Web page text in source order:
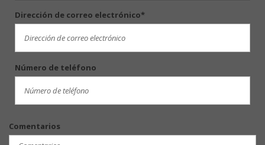
Restraints
Manual Air Conditioning
Manual Rear Windows
Manual Tilt/Telescoping Steering
Column
Outside Temp Gauge
Posavasos trasero
Dirección de correo electrónico*
Número de teléfono
Comentarios